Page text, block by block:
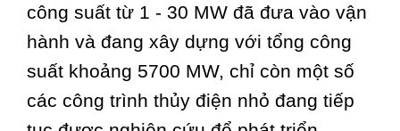
công suất từ 1 - 30 MW đã đưa vào vận
hành và đang xây dựng với tổng công
suất khoảng 5700 MW, chỉ còn một số
các công trình thủy điện nhỏ đang tiếp